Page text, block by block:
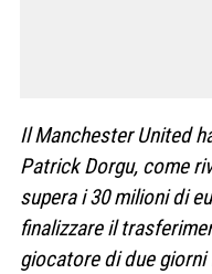
Il Manchester United
Patrick Dorgu, come
supera i 30 milioni di
finalizzare il
giocatore di due giorni